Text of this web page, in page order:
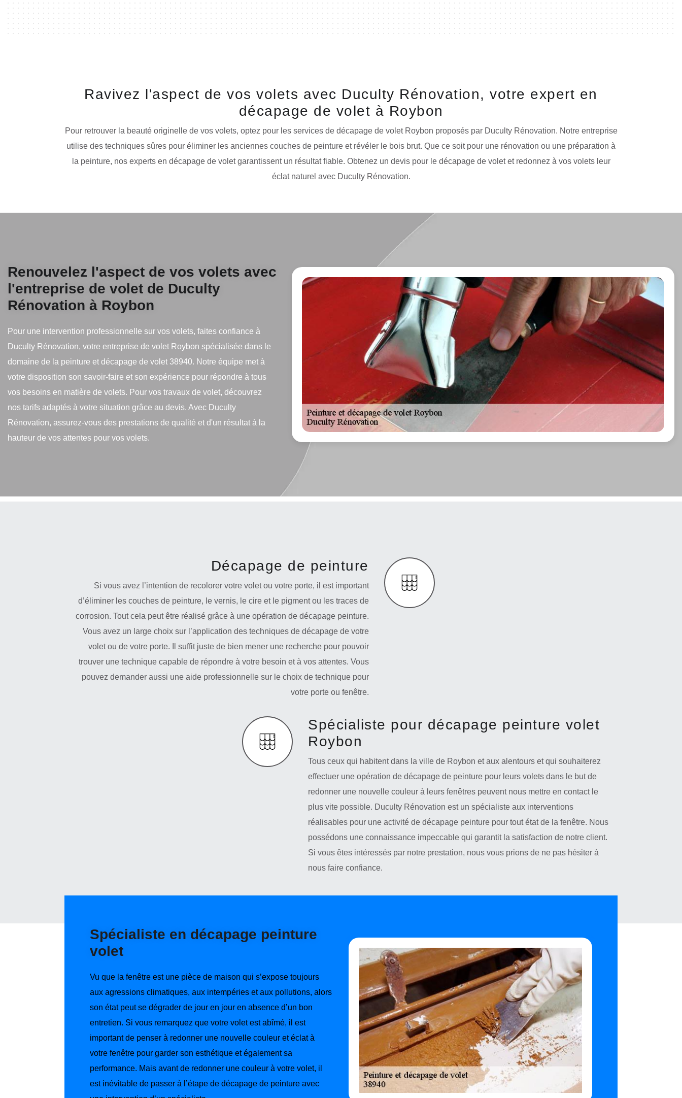
Ravivez l'aspect de vos volets avec Duculty Rénovation, votre expert en
décapage de volet à Roybon
Pour retrouver la beauté originelle de vos volets, optez pour les services de décapage de volet Roybon proposés par Duculty Rénovation. Notre entreprise
utilise des techniques sûres pour éliminer les anciennes couches de peinture et révéler le bois brut. Que ce soit pour une rénovation ou une préparation à
la peinture, nos experts en décapage de volet garantissent un résultat fiable. Obtenez un devis pour le décapage de volet et redonnez à vos volets leur
éclat naturel avec Duculty Rénovation.
Renouvelez l'aspect de vos volets avec
l'entreprise de volet de Duculty
Rénovation à Roybon
Pour une intervention professionnelle sur vos volets, faites confiance à
Duculty Rénovation, votre entreprise de volet Roybon spécialisée dans le
domaine de la peinture et décapage de volet 38940. Notre équipe met à
votre disposition son savoir-faire et son expérience pour répondre à tous
vos besoins en matière de volets. Pour vos travaux de volet, découvrez
nos tarifs adaptés à votre situation grâce au devis. Avec Duculty
Rénovation, assurez-vous des prestations de qualité et d'un résultat à la
hauteur de vos attentes pour vos volets.
Décapage de peinture
Si vous avez l’intention de recolorer votre volet ou votre porte, il est important
d’éliminer les couches de peinture, le vernis, le cire et le pigment ou les traces de
corrosion. Tout cela peut être réalisé grâce à une opération de décapage peinture.
Vous avez un large choix sur l’application des techniques de décapage de votre
volet ou de votre porte. Il suffit juste de bien mener une recherche pour pouvoir
trouver une technique capable de répondre à votre besoin et à vos attentes. Vous
pouvez demander aussi une aide professionnelle sur le choix de technique pour
votre porte ou fenêtre.
Spécialiste pour décapage peinture volet
Roybon
Tous ceux qui habitent dans la ville de Roybon et aux alentours et qui souhaiterez
effectuer une opération de décapage de peinture pour leurs volets dans le but de
redonner une nouvelle couleur à leurs fenêtres peuvent nous mettre en contact le
plus vite possible. Duculty Rénovation est un spécialiste aux interventions
réalisables pour une activité de décapage peinture pour tout état de la fenêtre. Nous
possédons une connaissance impeccable qui garantit la satisfaction de notre client.
Si vous êtes intéressés par notre prestation, nous vous prions de ne pas hésiter à
nous faire confiance.
Spécialiste en décapage peinture
volet
Vu que la fenêtre est une pièce de maison qui s’expose toujours
aux agressions climatiques, aux intempéries et aux pollutions, alors
son état peut se dégrader de jour en jour en absence d’un bon
entretien. Si vous remarquez que votre volet est abîmé, il est
important de penser à redonner une nouvelle couleur et éclat à
votre fenêtre pour garder son esthétique et également sa
performance. Mais avant de redonner une couleur à votre volet, il
est inévitable de passer à l’étape de décapage de peinture avec